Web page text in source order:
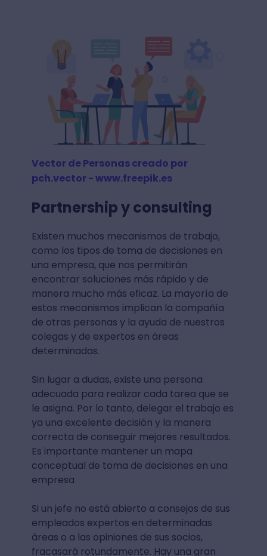
Vector de Personas creado por
pch.vector - www.freepik.es
Partnership y consulting
Existen muchos mecanismos de trabajo,
como los tipos de toma de decisiones en
una empresa, que nos permitirán
encontrar soluciones más rápido y de
manera mucho más eficaz. La mayoría de
estos mecanismos implican la compañía
de otras personas y la ayuda de nuestros
colegas y de expertos en áreas
determinadas.
Sin lugar a dudas, existe una persona
adecuada para realizar cada tarea que se
le asigna. Por lo tanto, delegar el trabajo es
ya una excelente decisión y la manera
correcta de conseguir mejores resultados.
Es importante mantener un mapa
conceptual de toma de decisiones en una
empresa
Si un jefe no está abierto a consejos de sus
empleados expertos en determinadas
áreas o a las opiniones de sus socios,
fracasará rotundamente. Hay una gran